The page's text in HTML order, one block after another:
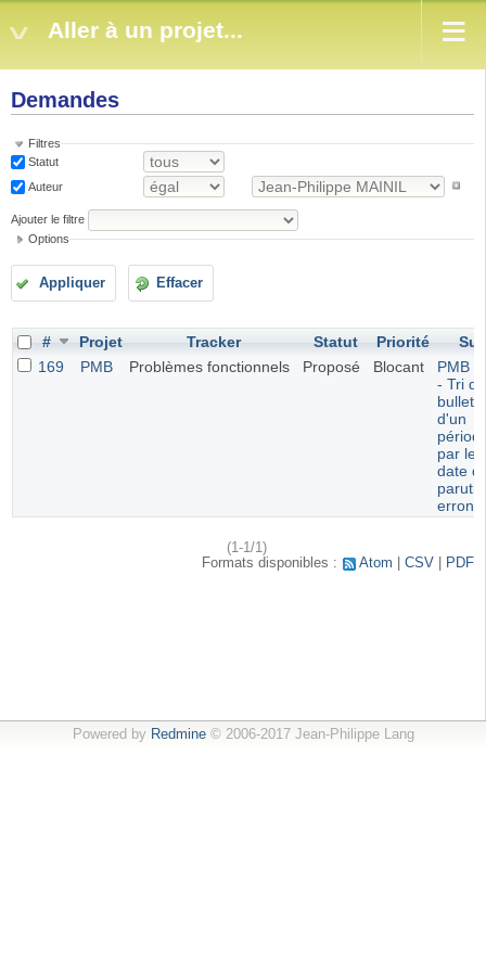
Aller à un projet...
Demandes
Filtres
Statut
Auteur
Ajouter le filtre
Options
Appliquer Effacer
# Projet Tracker Statut Priorité
169
PMB Problèmes fonctionnels Proposé Blocant
PMB
- Tri
d'un
par
date
erroné
(1-1/1)
Formats disponibles :
Atom CSV PDF
Powered by Redmine© 2006-2017 Jean-Philippe Lang